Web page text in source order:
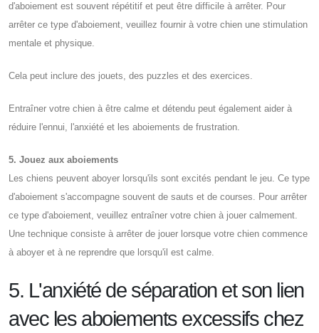
d'aboiement est souvent répétitif et peut être difficile à arrêter. Pour
arrêter ce type d'aboiement, veuillez fournir à votre chien une stimulation
mentale et physique.
Cela peut inclure des jouets, des puzzles et des exercices.
Entraîner votre chien à être calme et détendu peut également aider à
réduire l'ennui, l'anxiété et les aboiements de frustration.
5. Jouez aux aboiements
Les chiens peuvent aboyer lorsqu'ils sont excités pendant le jeu. Ce type
d'aboiement s'accompagne souvent de sauts et de courses. Pour arrêter
ce type d'aboiement, veuillez entraîner votre chien à jouer calmement.
Une technique consiste à arrêter de jouer lorsque votre chien commence
à aboyer et à ne reprendre que lorsqu'il est calme.
5. L'anxiété de séparation et son lien
avec les aboiements excessifs chez